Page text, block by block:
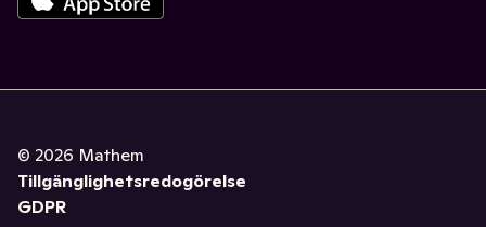
© 2026 Mathem
Tillgänglighetsredogörelse
GDPR